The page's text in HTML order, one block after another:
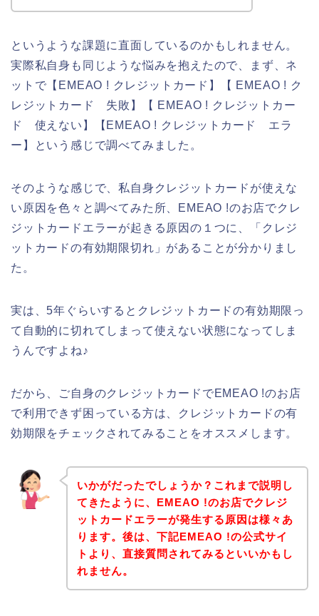
というような課題に直面しているのかもしれません。
実際私自身も同じような悩みを抱えたので、まず、ネ
ットで【EMEAO ! クレジットカード】【 EMEAO ! ク
レジットカード 失敗】【 EMEAO ! クレジットカー
ド 使えない】【EMEAO ! クレジットカード エラ
ー】という感じで調べてみました。
そのような感じで、私自身クレジットカードが使えな
い原因を色々と調べてみた所、EMEAO !のお店でクレ
ジットカードエラーが起きる原因の１つに、「クレジ
ットカードの有効期限切れ」があることが分かりまし
た。
実は、5年ぐらいするとクレジットカードの有効期限っ
て自動的に切れてしまって使えない状態になってしま
うんですよね♪
だから、ご自身のクレジットカードでEMEAO !のお店
で利用できず困っている方は、クレジットカードの有
効期限をチェックされてみることをオススメします。
いかがだったでしょうか？これまで説明し
てきたように、EMEAO !のお店でクレジ
ットカードエラーが発生する原因は様々あ
ります。後は、下記EMEAO !の公式サイ
トより、直接質問されてみるといいかもし
れません。